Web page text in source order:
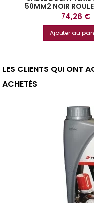
50MM2 NOIR
Prix
74,26 €
Ajouter au
LES CLIENTS QUI ONT
ACHETÉS